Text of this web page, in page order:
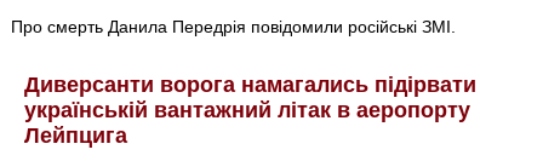
Про смерть Данила Передрія повідомили російські ЗМІ.
Диверсанти ворога намагались підірвати
українській вантажний літак в аеропорту
Лейпцига